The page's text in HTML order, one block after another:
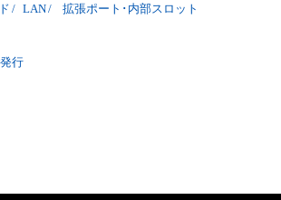
/ LAN/ 拡張ポート･内部スロット
行